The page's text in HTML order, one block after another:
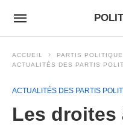
ACCUEIL
PARTIS
ACTUALITÉS DES PARTIS
ACTUALITÉS DES PARTIS
Les droites